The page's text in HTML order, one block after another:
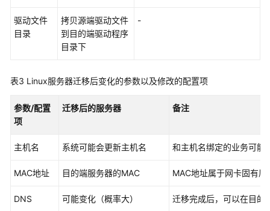
评
估
数
数
驱动文件
目录
拷贝源端驱动文件
到目的端驱动程序
目录下
-
表3 Linux服务器迁移后变化的参数以及修改的配置项
参数/配置
项
迁移后的服务器 备注
主机名 系统可能会更新主机名 和主机名绑定的业务可能
MAC地址 目的端服务器的MAC MAC地址属于网卡固有
DNS
可能变化（概率大）
迁移完成后，可以在目的